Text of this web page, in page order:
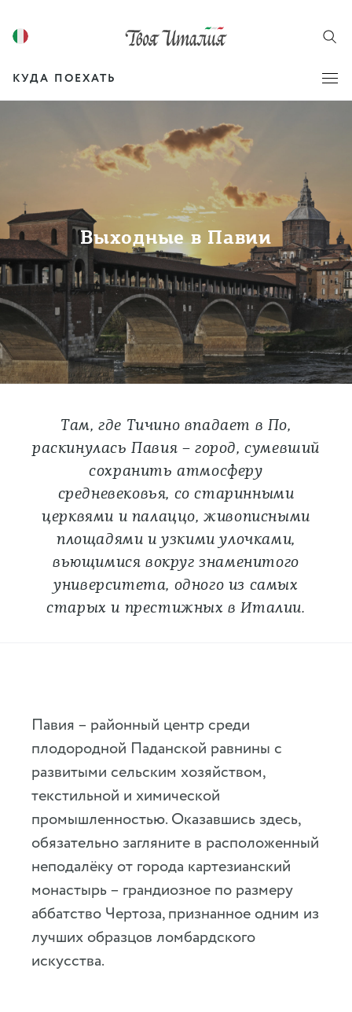
КУДА ПОЕХАТЬ
Выходные в Павии
Там, где Тичино впадает в По,
раскинулась Павия – город, сумевший
сохранить атмосферу
средневековья, со старинными
церквями и палаццо, живописными
площадями и узкими улочками,
вьющимися вокруг знаменитого
университета, одного из самых
старых и престижных в Италии.
Павия – районный центр среди
плодородной Паданской равнины с
развитыми сельским хозяйством,
текстильной и химической
промышленностью. Оказавшись здесь,
обязательно загляните в расположенный
неподалёку от города картезианский
монастырь – грандиозное по размеру
аббатство Чертоза, признанное одним из
лучших образцов ломбардского
искусства.